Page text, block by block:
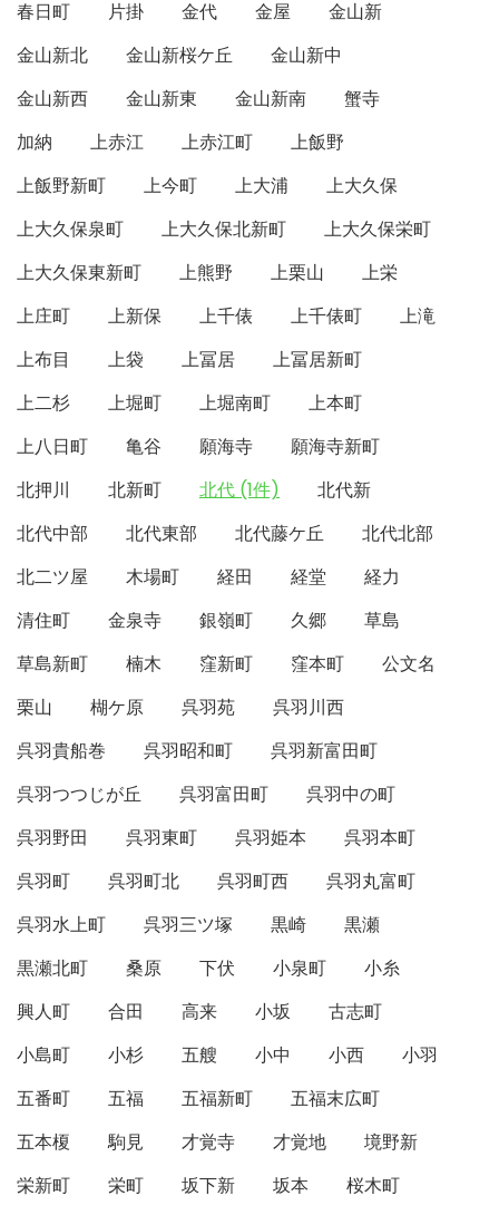
春日町 片掛 金代 金屋
金山新
金山新北
金山新桜ケ丘
金山新中
金山新西
金山新東 金山新南
蟹寺
加納
上赤江 上赤江町
上飯野
上飯野新町
上今町 上大浦
上大久保
上大久保泉町
上大久保北新町
上大久保栄町
上大久保東新町
上熊野 上栗山
上栄
上庄町
上新保 上千俵 上千俵町
上滝
上布目
上袋 上冨居
上冨居新町
上二杉
上堀町 上堀南町
上本町
上八日町
亀谷 願海寺
願海寺新町
北押川
北新町 北代 (1件)
北代新
北代中部
北代東部 北代藤ケ丘
北代北部
北二ツ屋
木場町 経田 経堂
経力
清住町
金泉寺 銀嶺町 久郷
草島
草島新町
楠木 窪新町 窪本町
公文名
栗山
楜ケ原 呉羽苑
呉羽川西
呉羽貴船巻
呉羽昭和町
呉羽新富田町
呉羽つつじが丘
呉羽富田町
呉羽中の町
呉羽野田
呉羽東町 呉羽姫本
呉羽本町
呉羽町
呉羽町北 呉羽町西
呉羽丸富町
呉羽水上町
呉羽三ツ塚 黒崎
黒瀬
黒瀬北町
桑原 下伏 小泉町
小糸
興人町
合田 高来 小坂
古志町
小島町
小杉 五艘 小中 小西
小羽
五番町
五福 五福新町
五福末広町
五本榎
駒見 才覚寺 才覚地
境野新
栄新町
栄町 坂下新 坂本
桜木町